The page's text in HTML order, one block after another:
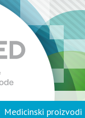
Medicinski proizvodi